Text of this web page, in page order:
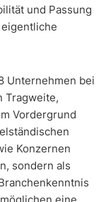
und Passung
Unternehmen bei
Tragweite,
Vordergrund
Konzernen
sondern als
eine